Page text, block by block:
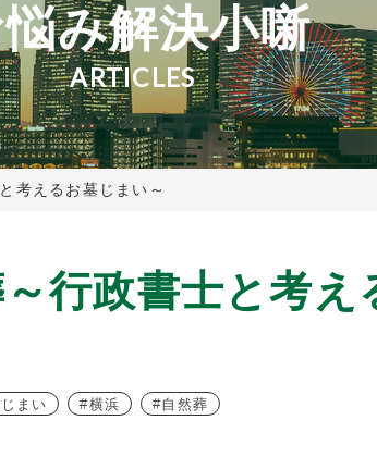
み解決小噺
ARTICLES
考えるお墓じまい～
行政書士と考え
まい 横浜 自然葬